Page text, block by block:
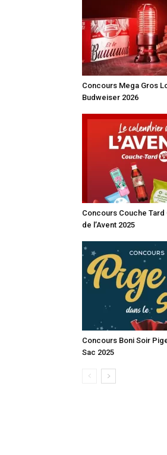
Concours Mega Gros
Budweiser 2026
Concours Couche
de l’Avent 2025
Concours Boni Soir
Sac 2025